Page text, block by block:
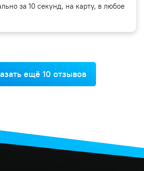
за 10 секунд, на карту, в любое
ещё 10 отзывов